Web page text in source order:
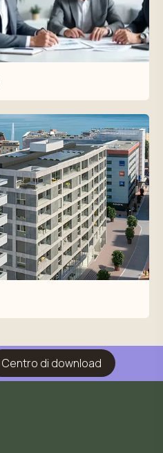
Centro di download